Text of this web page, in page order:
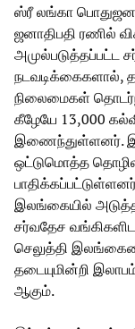
ஸ்ரீ லங்கா
ஜனாதிபதி ரணில்
அமுல்படுத்தப்பட்ட
நடவடிக்கைகளால்,
நிலைமைகள்
கீழேயே 13,000
இணைந்துள்ளனர்.
ஒட்டுமொத்த
இலங்கையில்
சர்வதேச
செலுத்தி
தடையுமின்றி
ஆகும்.